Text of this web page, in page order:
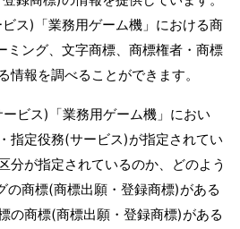
ス)「業務用ゲーム機」における商
ミング、文字商標、商標権者・商標
情報を調べることができます。
ビス)「業務用ゲーム機」におい
指定役務(サービス)が指定されてい
分が指定されているのか、どのよう
の商標(商標出願・登録商標)がある
の商標(商標出願・登録商標)がある